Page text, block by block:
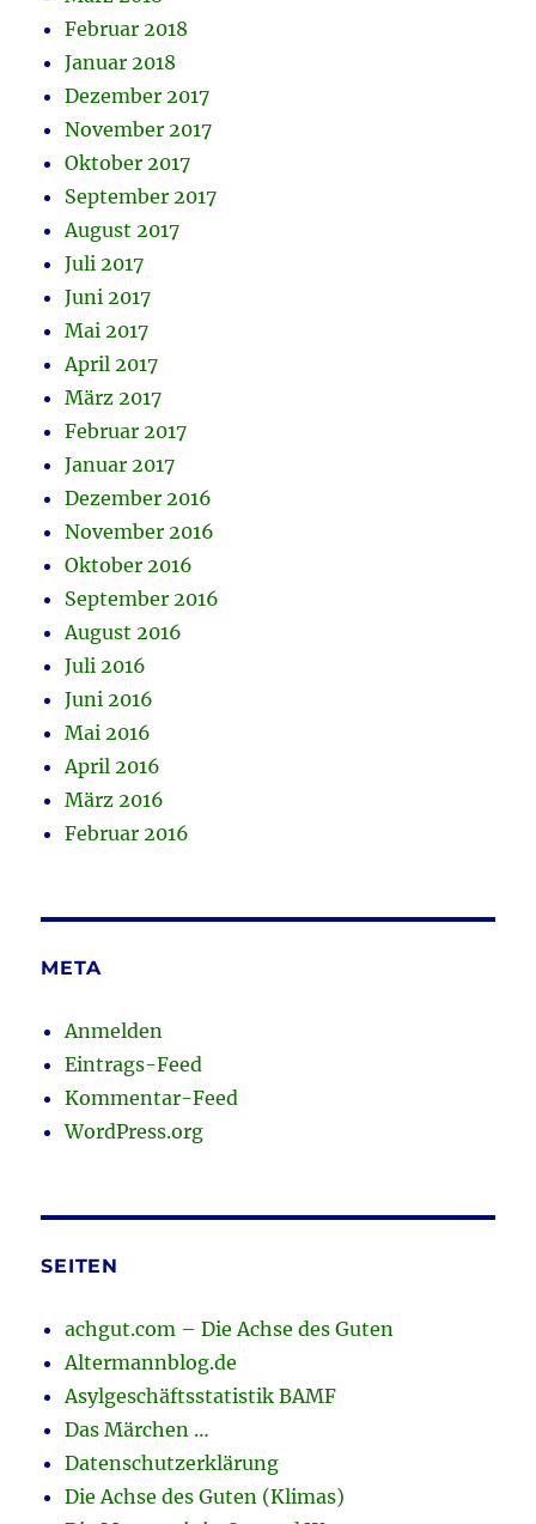
Februar 2018
Januar 2018
Dezember 2017
November 2017
Oktober 2017
September 2017
August 2017
Juli 2017
Juni 2017
Mai 2017
April 2017
März 2017
Februar 2017
Januar 2017
Dezember 2016
November 2016
Oktober 2016
September 2016
August 2016
Juli 2016
Juni 2016
Mai 2016
April 2016
März 2016
Februar 2016
META
Anmelden
Eintrags-Feed
Kommentar-Feed
WordPress.org
SEITEN
achgut.com – Die Achse des Guten
Altermannblog.de
Asylgeschäftsstatistik BAMF
Das Märchen …
Datenschutzerklärung
Die Achse des Guten (Klimas)